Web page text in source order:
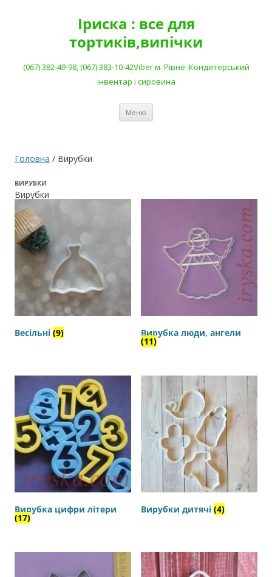
Іриска : все для
тортиків,випічки
(067) 382-49-98, (067) 383-10-42Viber м. Рівне. Кондитерський
інвентар і сировина
Меню
Головна / Вирубки
ВИРУБКИ
Вирубки
Весільні (9) Вирубка люди, ангели
(11)
Вирубка цифри літери
(17)
Вирубки дитячі (4)